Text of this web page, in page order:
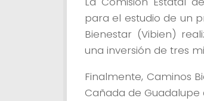
para el estudio de un
Bienestar (Vibien)
una inversión de tres
Finalmente, Caminos
Cañada de